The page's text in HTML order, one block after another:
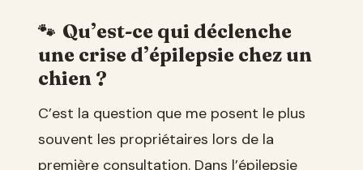
Qu’est-ce qui déclenche
une crise d’épilepsie chez un
chien ?
C’est la question que me posent le plus
souvent les propriétaires lors de la
première consultation. Dans l’épilepsie